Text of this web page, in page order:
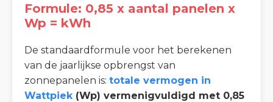
Formule: 0,85 x aantal panelen x
Wp = kWh
De standaardformule voor het berekenen
van de jaarlijkse opbrengst van
zonnepanelen is: totale vermogen in
Wattpiek (Wp) vermenigvuldigd met 0,85